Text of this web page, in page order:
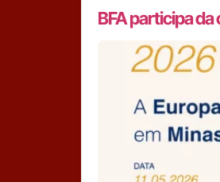
BFA participa